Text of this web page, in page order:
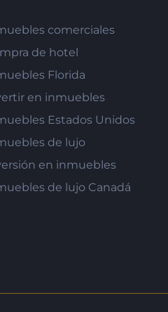
comerciales
de hotel
Florida
en inmuebles
Estados Unidos
de lujo
en inmuebles
de lujo Canadá